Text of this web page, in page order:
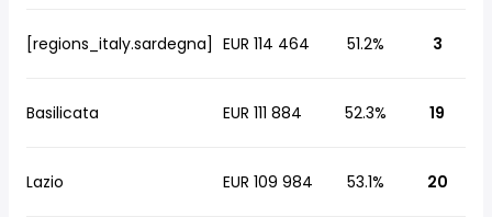
[regions_italy.sardegna] EUR 114 464 51.2% 3
Basilicata EUR 111 884 52.3% 19
Lazio EUR 109 984 53.1% 20